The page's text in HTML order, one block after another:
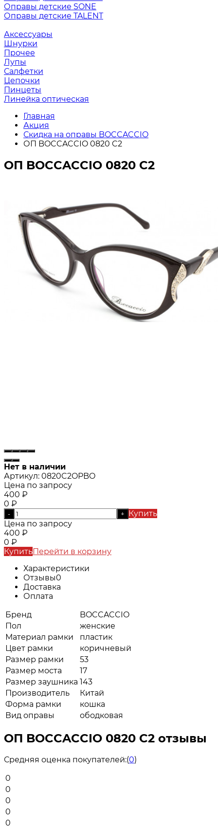
Оправы детские SONE
Оправы детские TALENT
Аксессуары
Шнурки
Прочее
Лупы
Салфетки
Цепочки
Пинцеты
Линейка оптическая
Главная
Акция
Скидка на оправы BOCCACCIO
ОП BOCCACCIO 0820 C2
ОП BOCCACCIO 0820 C2
Нет в наличии
Артикул: 0820C2OPBO
Цена по запросу
400 ₽
0 ₽
- +
Купить
Цена по запросу
400 ₽
0 ₽
КупитьПерейти в корзину
Характеристики
Отзывы0
Доставка
Оплата
Бренд
BOCCACCIO
Пол
женские
Материал рамки
пластик
Цвет рамки
коричневый
Размер рамки
53
Размер моста
17
Размер заушника 143
Производитель
Китай
Форма рамки
кошка
Вид оправы
ободковая
ОП BOCCACCIO 0820 C2 отзывы
Средняя оценка покупателей:(0)
0
0
0
0
0